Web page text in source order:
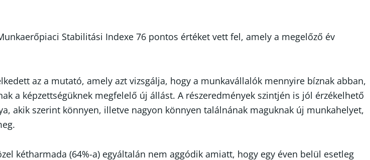
Stabilitási Indexe 76 pontos értéket vett fel, amely a megelőző év
az a mutató, amely azt vizsgálja, hogy a munkavállalók mennyire bíznak abban,
a képzettségüknek megfelelő új állást. A részeredmények szintjén is jól érzékelhető
akik szerint könnyen, illetve nagyon könnyen találnának maguknak új munkahelyet,
kétharmada (64%-a) egyáltalán nem aggódik amiatt, hogy egy éven belül esetleg